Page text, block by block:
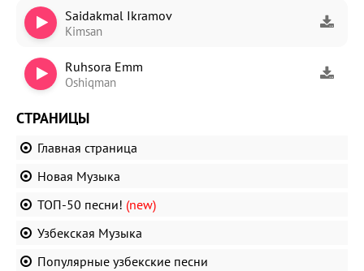
Saidakmal Ikramov
Kimsan
Ruhsora Emm
Oshiqman
СТРАНИЦЫ
Главная страница
Новая Музыка
ТОП-50 песни! (new)
Узбекская Музыка
Популярные узбекские песни